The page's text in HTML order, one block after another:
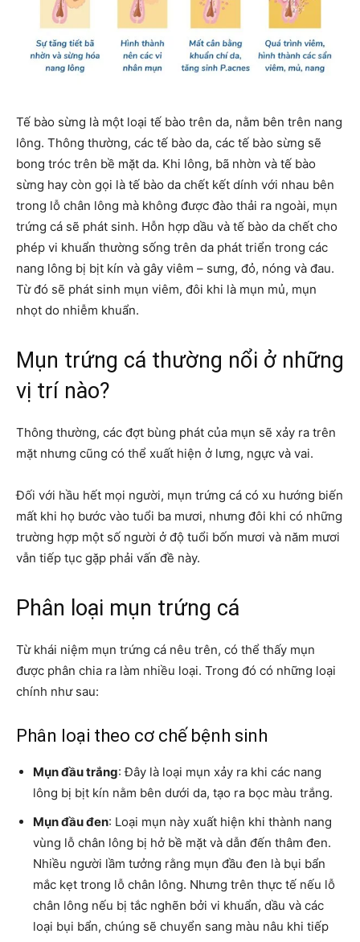
Tế bào sừng là một loại tế bào trên da, nằm bên trên nang
lông. Thông thường, các tế bào da, các tế bào sừng sẽ
bong tróc trên bề mặt da. Khi lông, bã nhờn và tế bào
sừng hay còn gọi là tế bào da chết kết dính với nhau bên
trong lỗ chân lông mà không được đào thải ra ngoài, mụn
trứng cá sẽ phát sinh. Hỗn hợp dầu và tế bào da chết cho
phép vi khuẩn thường sống trên da phát triển trong các
nang lông bị bịt kín và gây viêm – sưng, đỏ, nóng và đau.
Từ đó sẽ phát sinh mụn viêm, đôi khi là mụn mủ, mụn
nhọt do nhiễm khuẩn.
Mụn trứng cá thường nổi ở những
vị trí nào?
Thông thường, các đợt bùng phát của mụn sẽ xảy ra trên
mặt nhưng cũng có thể xuất hiện ở lưng, ngực và vai.
Đối với hầu hết mọi người, mụn trứng cá có xu hướng biến
mất khi họ bước vào tuổi ba mươi, nhưng đôi khi có những
trường hợp một số người ở độ tuổi bốn mươi và năm mươi
vẫn tiếp tục gặp phải vấn đề này.
Phân loại mụn trứng cá
Từ khái niệm mụn trứng cá nêu trên, có thể thấy mụn
được phân chia ra làm nhiều loại. Trong đó có những loại
chính như sau:
Phân loại theo cơ chế bệnh sinh
Mụn đầu trắng: Đây là loại mụn xảy ra khi các nang
lông bị bịt kín nằm bên dưới da, tạo ra bọc màu trắng.
Mụn đầu đen: Loại mụn này xuất hiện khi thành nang
vùng lỗ chân lông bị hở bề mặt và dẫn đến thâm đen.
Nhiều người lầm tưởng rằng mụn đầu đen là bụi bẩn
mắc kẹt trong lỗ chân lông. Nhưng trên thực tế nếu lỗ
chân lông nếu bị tắc nghẽn bởi vi khuẩn, dầu và các
loại bụi bẩn, chúng sẽ chuyển sang màu nâu khi tiếp